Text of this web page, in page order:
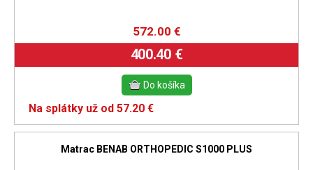
572.00 €
400.40 €
Na splátky už od 57.20 €
Matrac BENAB ORTHOPEDIC S1000 PLUS